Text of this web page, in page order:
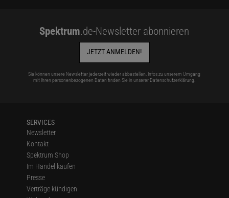
Spektrum.de-Newsletter abonnieren
JETZT ANMELDEN!
Sie können unsere Newsletter jederzeit wieder abbestellen. Infos zu unserem Umgang
mit Ihren personenbezogenen Daten finden Sie in unserer Datenschutzerklärung
SERVICES
Newsletter
Kontakt
Spektrum Shop
Im Handel kaufen
Presse
Verträge kündigen